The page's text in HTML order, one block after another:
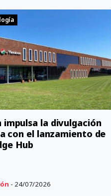
impulsa la divulgación
con el lanzamiento de
Hub
- 24/07/2026